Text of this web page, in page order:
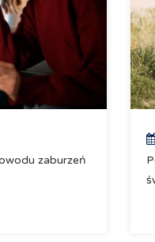
zaburzeń